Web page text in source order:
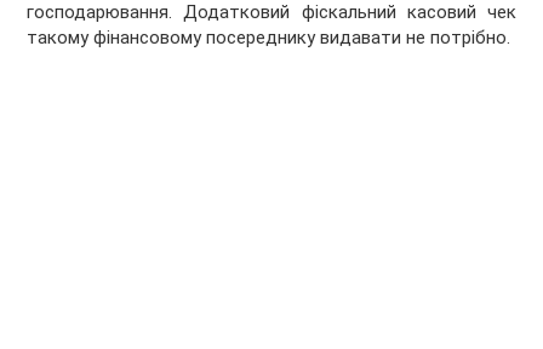
господарювання. Додатковий фіскальний касовий чек
такому фінансовому посереднику видавати не потрібно.